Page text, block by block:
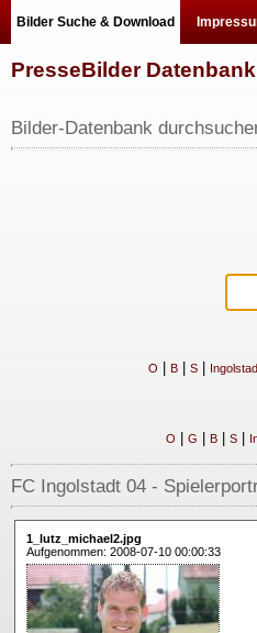
Bilder Suche & Download
PresseBilder
Bilder-Datenbank
O B| S|
O G B| S|
FC Ingolstadt 04 -
1_lutz_michael2.jpg
Aufgenommen: 2008-07-10 00:00:33